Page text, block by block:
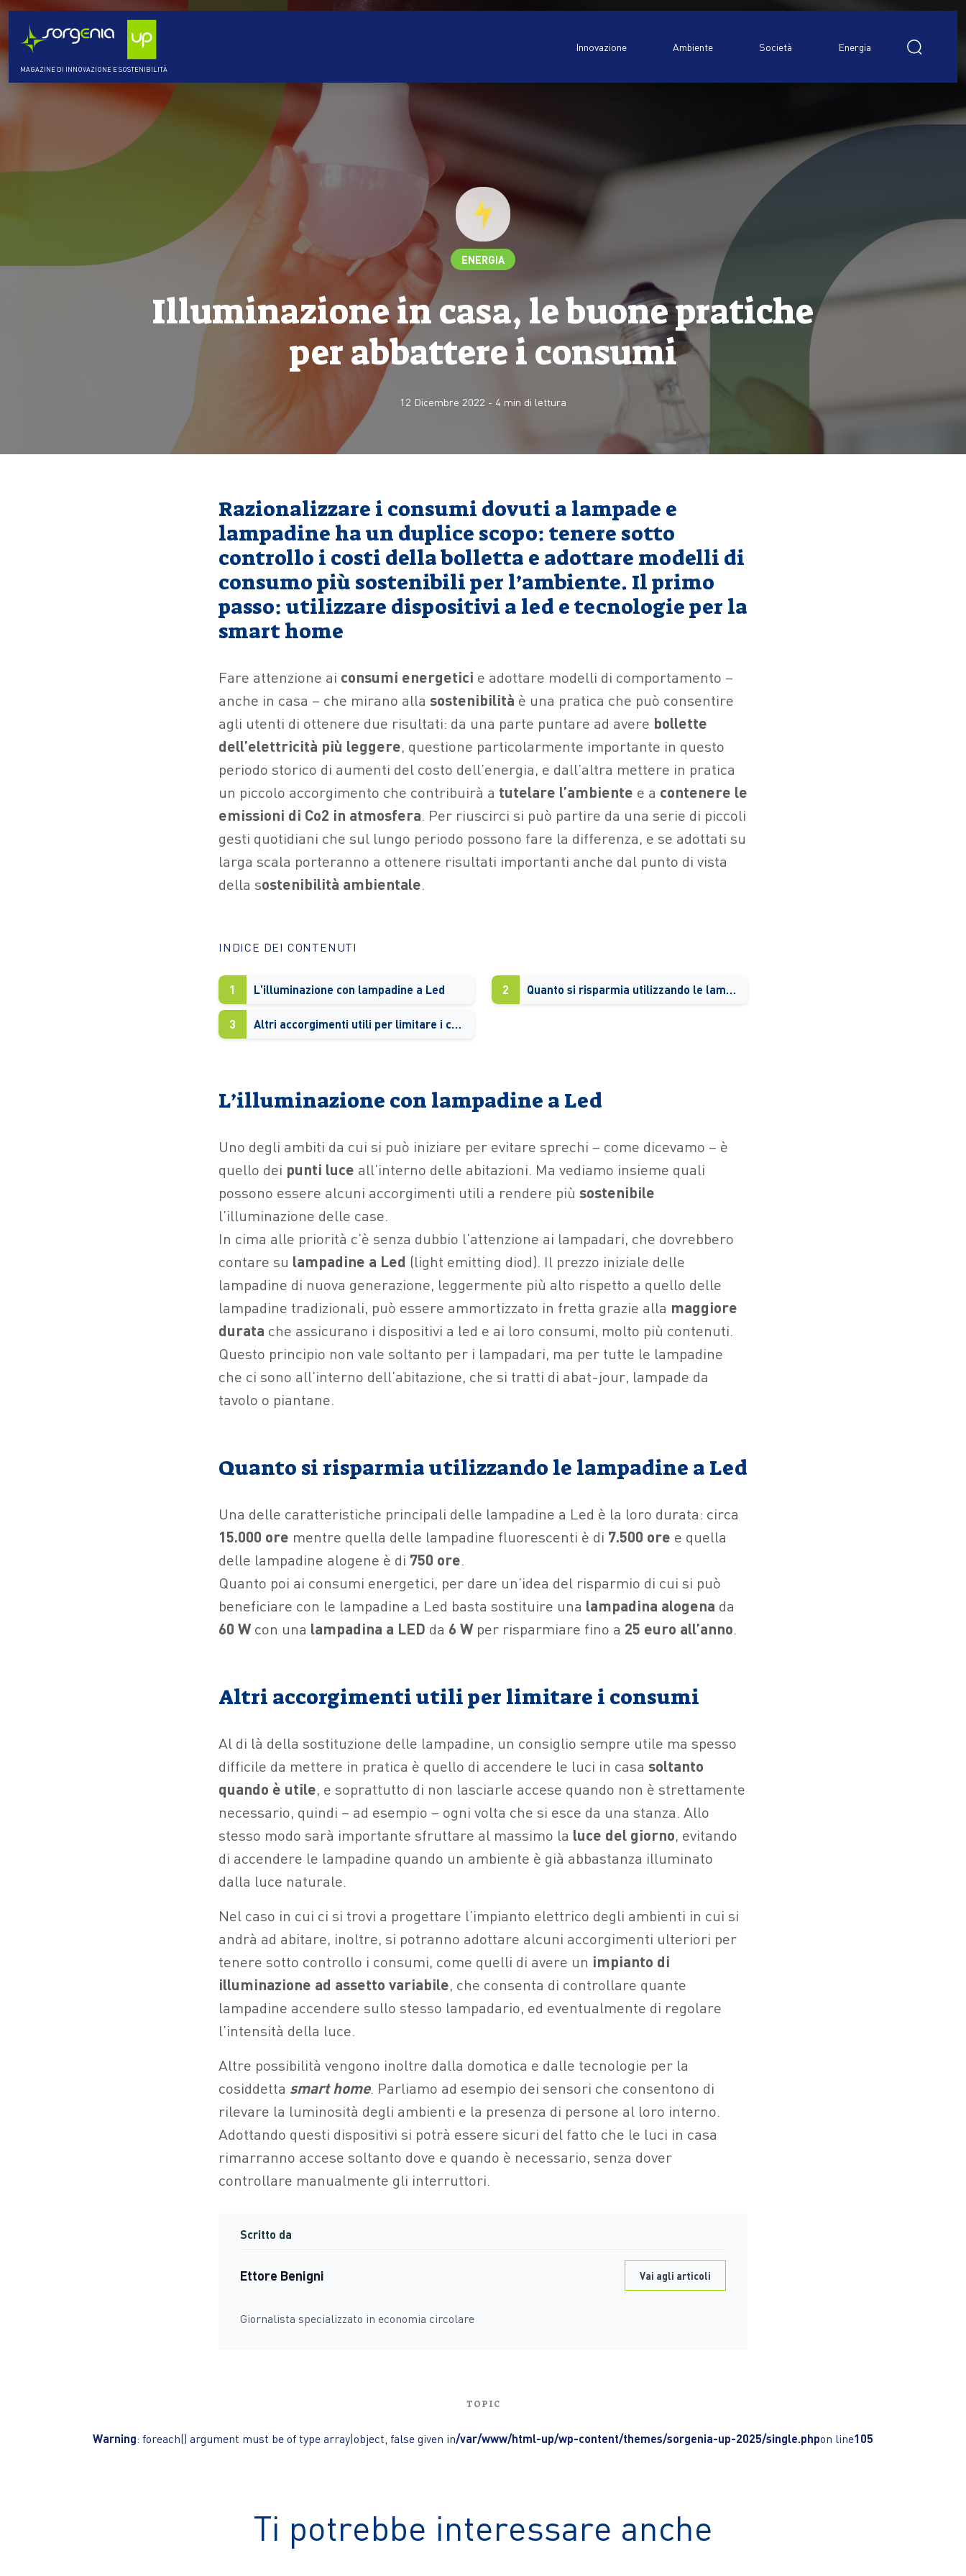
MAGAZINE DI INNOVAZIONE E SOSTENIBILITÀ
per:
Innovazione Ambiente Società Energia
ENERGIA
Illuminazione in casa, le buone pratiche
per abbattere i consumi
12 Dicembre 2022 - 4 min di lettura
Razionalizzare i consumi dovuti a lampade e
lampadine ha un duplice scopo: tenere sotto
controllo i costi della bolletta e adottare modelli di
consumo più sostenibili per l’ambiente. Il primo
passo: utilizzare dispositivi a led e tecnologie per la
smart home
Fare attenzione ai consumi energetici e adottare modelli di comportamento –
anche in casa – che mirano alla sostenibilità è una pratica che può consentire
agli utenti di ottenere due risultati: da una parte puntare ad avere bollette
dell’elettricità più leggere, questione particolarmente importante in questo
periodo storico di aumenti del costo dell’energia, e dall’altra mettere in pratica
un piccolo accorgimento che contribuirà a tutelare l’ambiente e a contenere le
emissioni di Co2 in atmosfera. Per riuscirci si può partire da una serie di piccoli
gesti quotidiani che sul lungo periodo possono fare la differenza, e se adottati su
larga scala porteranno a ottenere risultati importanti anche dal punto di vista
della sostenibilità ambientale.
INDICE DEI CONTENUTI
1 L’illuminazione con lampadine a Led 2 Quanto si risparmia utilizzando le lampadine a Led
3 Altri accorgimenti utili per limitare i consumi
L’illuminazione con lampadine a Led
Uno degli ambiti da cui si può iniziare per evitare sprechi – come dicevamo – è
quello dei punti luce all’interno delle abitazioni. Ma vediamo insieme quali
possono essere alcuni accorgimenti utili a rendere più sostenibile
l’illuminazione delle case.
In cima alle priorità c’è senza dubbio l’attenzione ai lampadari, che dovrebbero
contare su lampadine a Led (light emitting diod). Il prezzo iniziale delle
lampadine di nuova generazione, leggermente più alto rispetto a quello delle
lampadine tradizionali, può essere ammortizzato in fretta grazie alla maggiore
durata che assicurano i dispositivi a led e ai loro consumi, molto più contenuti.
Questo principio non vale soltanto per i lampadari, ma per tutte le lampadine
che ci sono all’interno dell’abitazione, che si tratti di abat-jour, lampade da
tavolo o piantane.
Quanto si risparmia utilizzando le lampadine a Led
Una delle caratteristiche principali delle lampadine a Led è la loro durata: circa
15.000 ore mentre quella delle lampadine fluorescenti è di 7.500 ore e quella
delle lampadine alogene è di 750 ore.
Quanto poi ai consumi energetici, per dare un’idea del risparmio di cui si può
beneficiare con le lampadine a Led basta sostituire una lampadina alogena da
60 Wcon una lampadina a LED da 6 Wper risparmiare fino a 25 euro all’anno.
Altri accorgimenti utili per limitare i consumi
Al di là della sostituzione delle lampadine, un consiglio sempre utile ma spesso
difficile da mettere in pratica è quello di accendere le luci in casa soltanto
quando è utile, e soprattutto di non lasciarle accese quando non è strettamente
necessario, quindi – ad esempio – ogni volta che si esce da una stanza. Allo
stesso modo sarà importante sfruttare al massimo la luce del giorno, evitando
di accendere le lampadine quando un ambiente è già abbastanza illuminato
dalla luce naturale.
Nel caso in cui ci si trovi a progettare l’impianto elettrico degli ambienti in cui si
andrà ad abitare, inoltre, si potranno adottare alcuni accorgimenti ulteriori per
tenere sotto controllo i consumi, come quelli di avere un impianto di
illuminazione ad assetto variabile, che consenta di controllare quante
lampadine accendere sullo stesso lampadario, ed eventualmente di regolare
l’intensità della luce.
Altre possibilità vengono inoltre dalla domotica e dalle tecnologie per la
cosiddetta smart home. Parliamo ad esempio dei sensori che consentono di
rilevare la luminosità degli ambienti e la presenza di persone al loro interno.
Adottando questi dispositivi si potrà essere sicuri del fatto che le luci in casa
rimarranno accese soltanto dove e quando è necessario, senza dover
controllare manualmente gli interruttori.
Scritto da
Ettore Benigni Vai agli articoli
Giornalista specializzato in economia circolare
TOPIC
Warning: foreach() argument must be of type array|object, false given in/var/www/html-up/wp-content/themes/sorgenia-up-2025/single.phpon line105
Ti potrebbe interessare anche